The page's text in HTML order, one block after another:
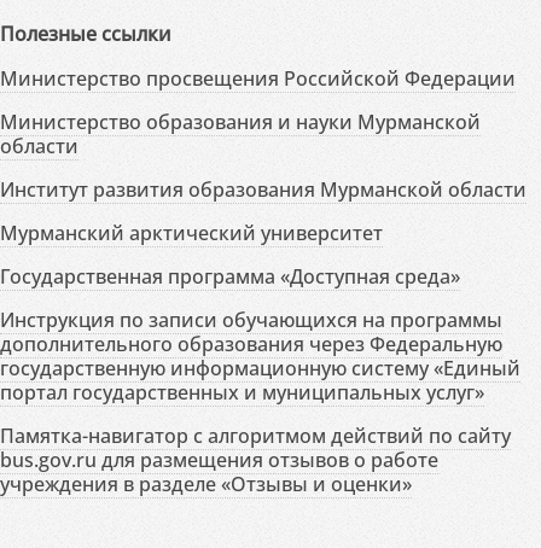
Полезные ссылки
Министерство просвещения Российской Федерации
Министерство образования и науки Мурманской
области
Институт развития образования Мурманской области
Мурманский арктический университет
Государственная программа «Доступная среда»
Инструкция по записи обучающихся на программы
дополнительного образования через Федеральную
государственную информационную систему «Единый
портал государственных и муниципальных услуг»
Памятка-навигатор с алгоритмом действий по сайту
bus.gov.ru для размещения отзывов о работе
учреждения в разделе «Отзывы и оценки»